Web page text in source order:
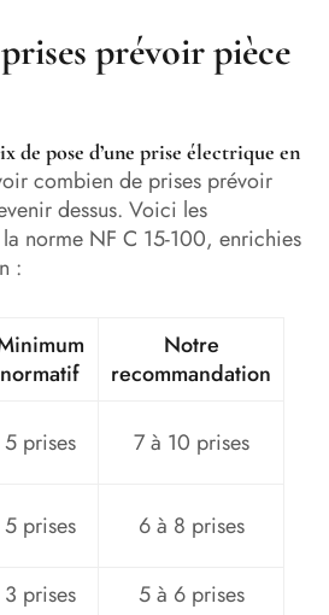
prévoir pièce
de pose d’une prise électrique en
combien de prises prévoir
dessus. Voici les
norme NF C 15-100, enrichies
:
normatif
Notre
recommandation
5 prises 7 à 10 prises
5 prises 6 à 8 prises
3 prises 5 à 6 prises